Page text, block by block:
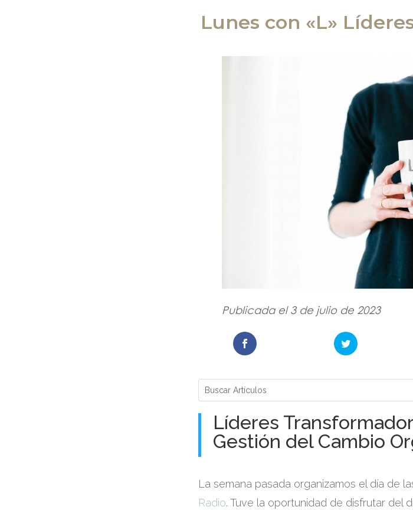
Lunes con «L»
Publicada el 3 de julio de 2023
Líderes
Gestión del Cambio
La semana pasada organizamos el día de
Radio. Tuve la oportunidad de disfrutar del